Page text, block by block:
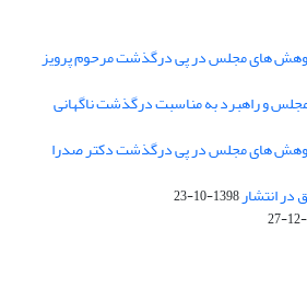
های مجلس در پی درگذشت مرحوم پرویز
و راهبرد به مناسبت درگذشت ناگهانی
های مجلس در پی درگذشت دکتر صدرا
در انتشار1398-10-23